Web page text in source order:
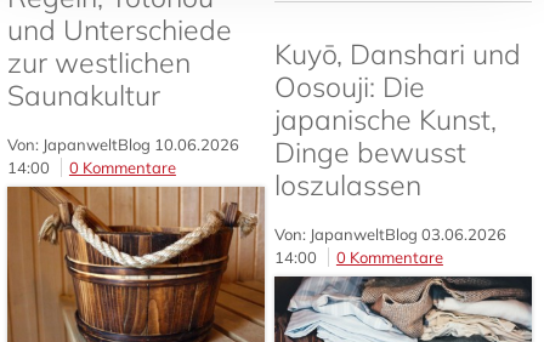
und Unterschiede
zur westlichen
Saunakultur
Von: JapanweltBlog 10.06.2026
14:00
0 Kommentare
Kuyō, Danshari und
Oosouji: Die
japanische Kunst,
Dinge bewusst
loszulassen
Von: JapanweltBlog 03.06.2026
14:00
0 Kommentare